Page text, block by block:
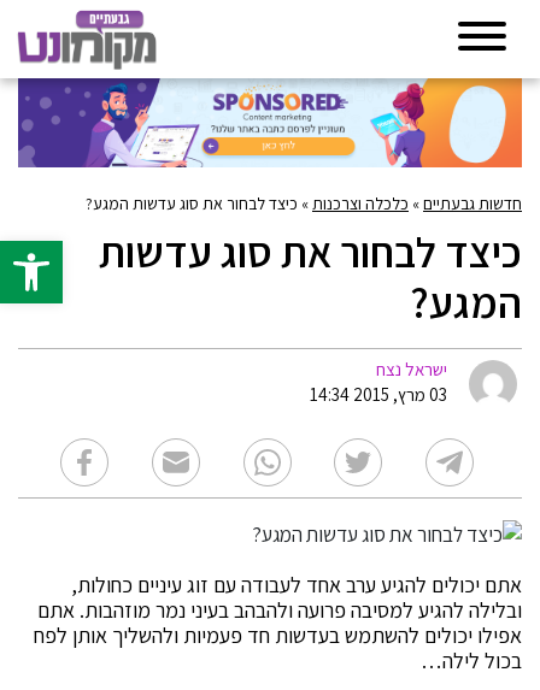
פתח
חדשות גבעתיים» כלכלה וצרכנות » כיצד לבחור את סוג עדשות המגע?
כיצד לבחור את סוג עדשות
המגע?
ישראל נצח
03 מרץ, 2015 14:34
אתם יכולים להגיע ערב אחד לעבודה עם זוג עיניים כחולות,
ובלילה להגיע למסיבה פרועה ולהבהב בעיני נמר מוזהבות. אתם
אפילו יכולים להשתמש בעדשות חד פעמיות ולהשליך אותן לפח
בכול לילה…